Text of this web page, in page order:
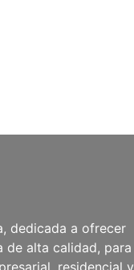
dedicada a ofrecer
de alta calidad, para
residencial y